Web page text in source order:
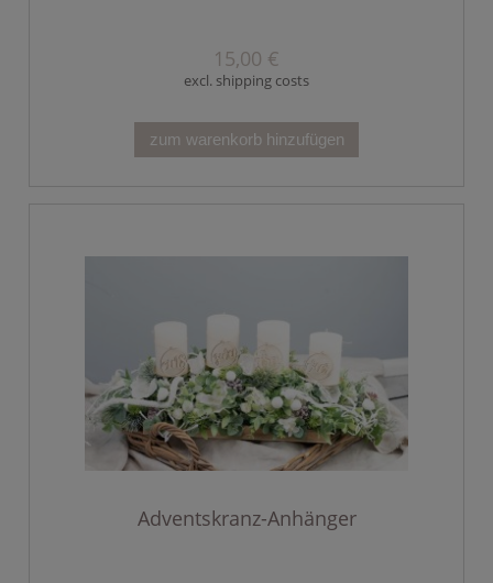
15,00 €
excl. shipping costs
zum warenkorb hinzufügen
Adventskranz-Anhänger